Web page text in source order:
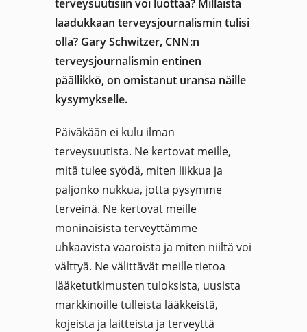
terveysuutisiin voi luottaa? Millaista
laadukkaan terveysjournalismin tulisi
olla? Gary Schwitzer, CNN:n
terveysjournalismin entinen
päällikkö, on omistanut uransa näille
kysymykselle.
Päiväkään ei kulu ilman
terveysuutista. Ne kertovat meille,
mitä tulee syödä, miten liikkua ja
paljonko nukkua, jotta pysymme
terveinä. Ne kertovat meille
moninaisista terveyttämme
uhkaavista vaaroista ja miten niiltä voi
välttyä. Ne välittävät meille tietoa
lääketutkimusten tuloksista, uusista
markkinoille tulleista lääkkeistä,
kojeista ja laitteista ja terveyttä